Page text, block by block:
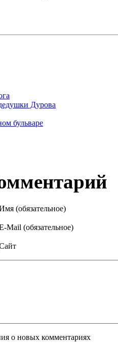
Дурова
бульваре
(обязательное)
Mail (обязательное)
о новых комментариях